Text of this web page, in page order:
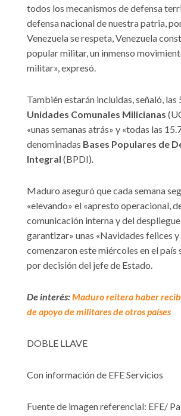
todos los mecanismos de defensa
defensa nacional de nuestra patria,
Venezuela se respeta, Venezuela
popular militar, un inmenso
militar», expresó.
También estarán incluidas, señaló, las
Unidades Comunales Milicianas
«unas semanas atrás» y «todas las
denominadas Bases Populares de
Integral (BPDI).
Maduro aseguró que cada semana
«elevando» el «apresto operacional,
comunicación interna y del
garantizar» unas «Navidades felices y
comenzaron este miércoles en el país
por decisión del jefe de Estado.
De interés:Maduro reitera haber
de apoyo de militares de otros países
DOBLE LLAVE
Con información de EFE Servicios
Fuente de imagen referencial: EFE/